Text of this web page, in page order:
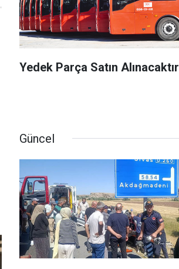
Yedek Parça Satın Alınacaktır
Güncel